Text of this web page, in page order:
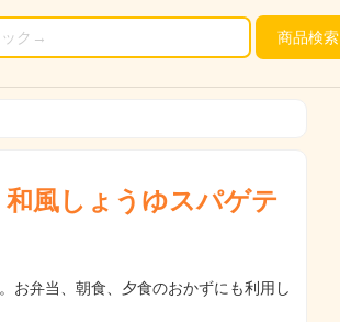
商品検索
風しょうゆスパゲテ
お弁当、朝食、夕食のおかずにも利用し